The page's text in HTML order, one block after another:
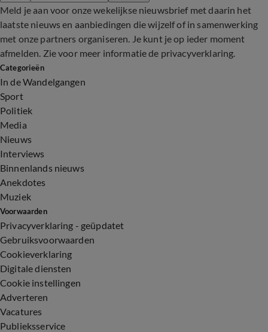
Meld je aan voor onze wekelijkse nieuwsbrief met daarin het
laatste nieuws en aanbiedingen die wijzelf of in samenwerking
met onze partners organiseren. Je kunt je op ieder moment
afmelden. Zie voor meer informatie de privacyverklaring.
Categorieën
In de Wandelgangen
Sport
Politiek
Media
Nieuws
Interviews
Binnenlands nieuws
Anekdotes
Muziek
Voorwaarden
Privacyverklaring - geüpdatet
Gebruiksvoorwaarden
Cookieverklaring
Digitale diensten
Cookie instellingen
Adverteren
Vacatures
Publieksservice